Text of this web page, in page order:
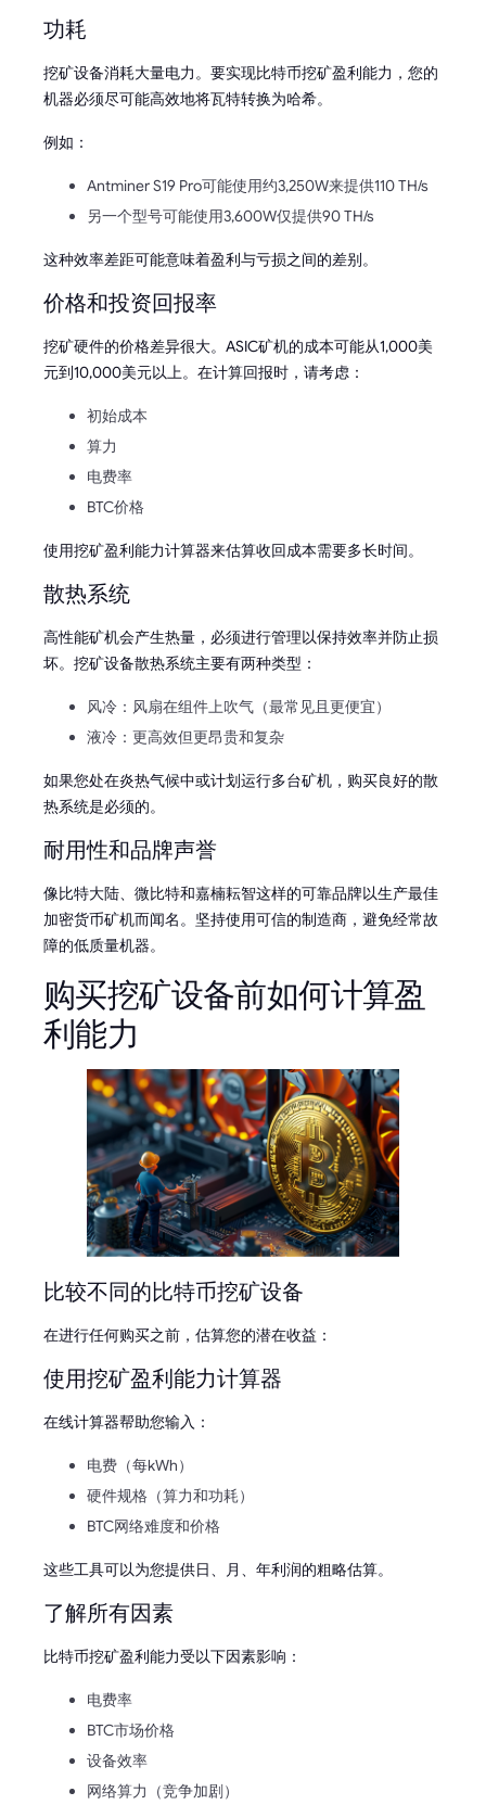
功耗
挖矿设备消耗大量电力。要实现比特币挖矿盈利能力，您的
机器必须尽可能高效地将瓦特转换为哈希。
例如：
Antminer S19 Pro可能使用约3,250W来提供110 TH/s
另一个型号可能使用3,600W仅提供90 TH/s
这种效率差距可能意味着盈利与亏损之间的差别。
价格和投资回报率
挖矿硬件的价格差异很大。ASIC矿机的成本可能从1,000美
元到10,000美元以上。在计算回报时，请考虑：
初始成本
算力
电费率
BTC价格
使用挖矿盈利能力计算器来估算收回成本需要多长时间。
散热系统
高性能矿机会产生热量，必须进行管理以保持效率并防止损
坏。挖矿设备散热系统主要有两种类型：
风冷：风扇在组件上吹气（最常见且更便宜）
液冷：更高效但更昂贵和复杂
如果您处在炎热气候中或计划运行多台矿机，购买良好的散
热系统是必须的。
耐用性和品牌声誉
像比特大陆、微比特和嘉楠耘智这样的可靠品牌以生产最佳
加密货币矿机而闻名。坚持使用可信的制造商，避免经常故
障的低质量机器。
购买挖矿设备前如何计算盈
利能力
比较不同的比特币挖矿设备
在进行任何购买之前，估算您的潜在收益：
使用挖矿盈利能力计算器
在线计算器帮助您输入：
电费（每kWh）
硬件规格（算力和功耗）
BTC网络难度和价格
这些工具可以为您提供日、月、年利润的粗略估算。
了解所有因素
比特币挖矿盈利能力受以下因素影响：
电费率
BTC市场价格
设备效率
网络算力（竞争加剧）